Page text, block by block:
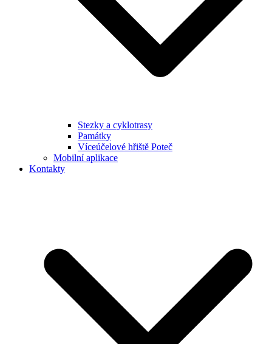
Stezky a cyklotrasy
Památky
Víceúčelové hřiště Poteč
Mobilní aplikace
Kontakty